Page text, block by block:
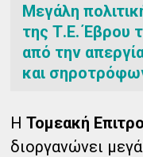
Μεγάλη
της Τ.Ε. Έβρου
από την
και
ΗΤομεακή
διοργανώνει